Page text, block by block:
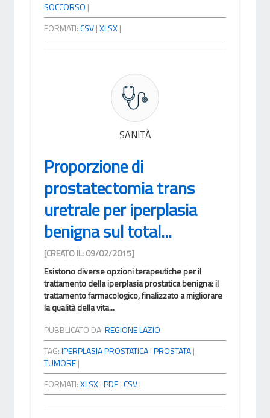
SOCCORSO |
FORMATI:CSV|XLSX|
SANITÀ
Proporzione di
prostatectomia trans
uretrale per iperplasia
benigna sul total...
[CREATO IL: 09/02/2015]
Esistono diverse opzioni terapeutiche per il
trattamento della iperplasia prostatica benigna: il
trattamento farmacologico, finalizzato a migliorare
la qualità della vita...
PUBBLICATO DA:REGIONE LAZIO
TAG:IPERPLASIA PROSTATICA|PROSTATA|
TUMORE|
FORMATI:XLSX|PDF|CSV|